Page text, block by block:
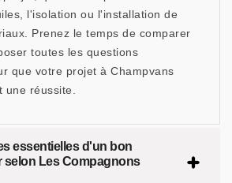
l'isolation ou l'installation de
Prenez le temps de comparer
toutes les questions
que votre projet à Champvans
une réussite.
essentielles d'un bon
selon Les Compagnons